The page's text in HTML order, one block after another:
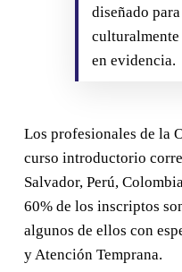
diseñado
culturalmente
en evidencia.
Los profesionales de la
curso introductorio
Salvador, Perú,
60% de los inscriptos
algunos de ellos con
y Atención Temprana.